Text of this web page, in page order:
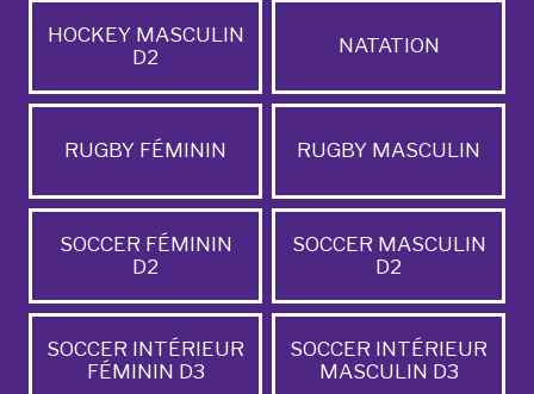
HOCKEY MASCULIN
D2
NATATION
RUGBY FÉMININ RUGBY MASCULIN
SOCCER FÉMININ
D2
SOCCER MASCULIN
D2
SOCCER INTÉRIEUR
FÉMININ D3
SOCCER INTÉRIEUR
MASCULIN D3